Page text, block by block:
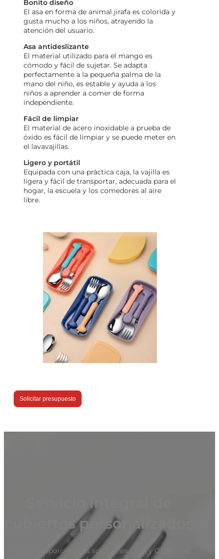
Bonito diseño
El asa en forma de animal jirafa es colorida y
gusta mucho a los niños, atrayendo la
atención del usuario.
Asa antideslizante
El material utilizado para el mango es
cómodo y fácil de sujetar. Se adapta
perfectamente a la pequeña palma de la
mano del niño, es estable y ayuda a los
niños a aprender a comer de forma
independiente.
Fácil de limpiar
El material de acero inoxidable a prueba de
óxido es fácil de limpiar y se puede meter en
el lavavajillas.
Ligero y portátil
Equipada con una práctica caja, la vajilla es
ligera y fácil de transportar, adecuada para el
hogar, la escuela y los comedores al aire
libre.
Solicitar presupuesto
Servicio integral de
cubiertos personalizados
Mcallen proporciona las soluciones OEM y ODM más